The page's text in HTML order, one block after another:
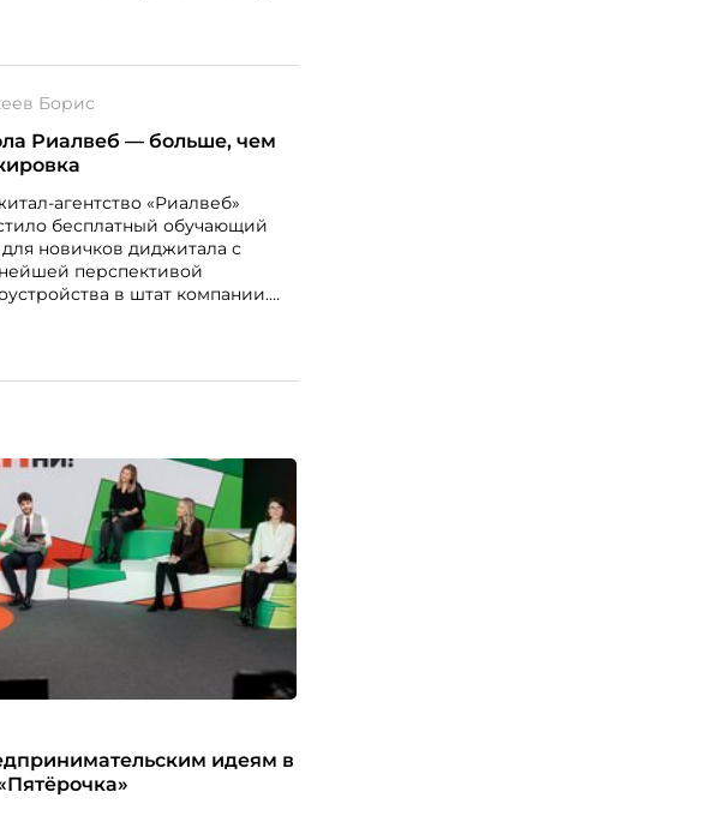
Борис
Риалвеб — больше, чем
агентство «Риалвеб»
бесплатный обучающий
для новичков диджитала с
перспективой
в штат компании.
типовых задач
идеям в